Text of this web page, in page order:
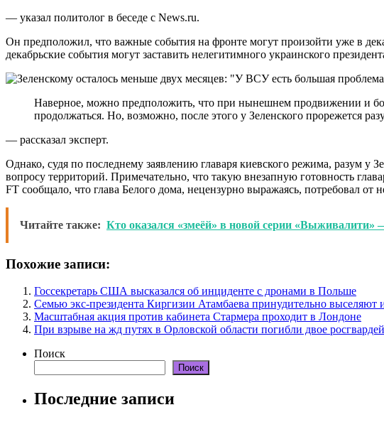
— указал политолог в беседе с News.ru.
Он предположил, что важные события на фронте могут произойти уже в
декабрьские события могут заставить нелегитимного украинского
Наверное, можно предположить, что при нынешнем продвижении и
продолжаться. Но, возможно, после этого у Зеленского прорежется
— рассказал эксперт.
Однако, судя по последнему заявлению главаря киевского режима, разум у
вопросу территорий. Примечательно, что такую внезапную готовность
FT сообщало, что глава Белого дома, нецензурно выражаясь, потребовал
Читайте также: Кто оказался «змеёй» в новой серии
Похожие записи:
Госсекретарь США высказался об инциденте с дронами в Польше
Семью экс-президента Киргизии Атамбаева принудительно выселяют
Масштабная акция против кабинета Стармера проходит в Лондоне
При взрыве на жд путях в Орловской области погибли двое
Поиск
Поиск
Последние записи